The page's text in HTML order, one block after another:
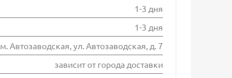
1-3 дня
1-3 дня
м. Автозаводская, ул. Автозаводская, д. 7
зависит от города доставки